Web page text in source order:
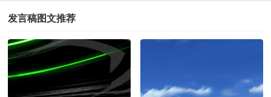
发言稿图文推荐